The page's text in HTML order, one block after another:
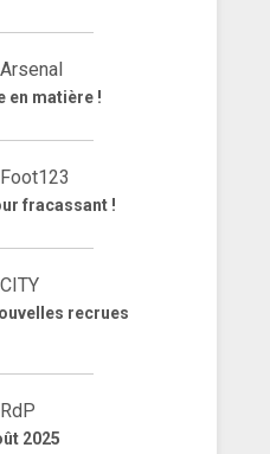
en matière !
fracassant !
recrues
2025